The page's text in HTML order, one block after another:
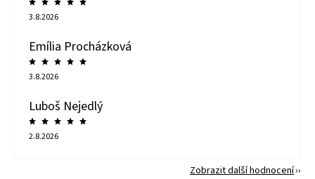
3.8.2026
Emília Procházková
3.8.2026
Luboš Nejedlý
2.8.2026
Zobrazit další hodnocení